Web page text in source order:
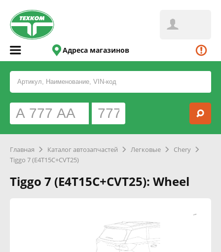
Адреса магазинов
Главная Каталог автозапчастей Легковые
Chery
Tiggo 7 (E4T15C+CVT25)
Tiggo 7 (E4T15C+CVT25): Wheel